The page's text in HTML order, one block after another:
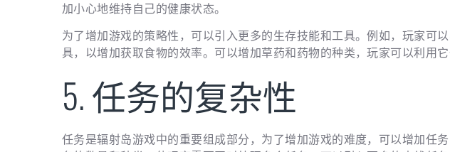
加小心地维持自己的健康状态。
为了增加游戏的策略性，可以引入更多的生存技能和工具。例如，玩家可
具，以增加获取食物的效率。可以增加草药和药物的种类，玩家可以利用它
5. 任务的复杂性
任务是辐射岛游戏中的重要组成部分，为了增加游戏的难度，可以增加任